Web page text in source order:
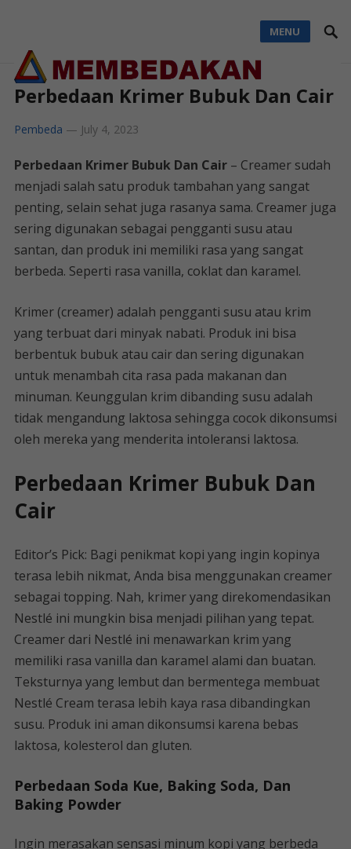
MENU
Perbedaan Krimer Bubuk Dan Cair
Pembeda — July 4, 2023
Perbedaan Krimer Bubuk Dan Cair– Creamer sudah
menjadi salah satu produk tambahan yang sangat
penting, selain sehat juga rasanya sama. Creamer juga
sering digunakan sebagai pengganti susu atau
santan, dan produk ini memiliki rasa yang sangat
berbeda. Seperti rasa vanilla, coklat dan karamel.
Krimer (creamer) adalah pengganti susu atau krim
yang terbuat dari minyak nabati. Produk ini bisa
berbentuk bubuk atau cair dan sering digunakan
untuk menambah cita rasa pada makanan dan
minuman. Keunggulan krim dibanding susu adalah
tidak mengandung laktosa sehingga cocok dikonsumsi
oleh mereka yang menderita intoleransi laktosa.
Perbedaan Krimer Bubuk Dan
Cair
Editor’s Pick: Bagi penikmat kopi yang ingin kopinya
terasa lebih nikmat, Anda bisa menggunakan creamer
sebagai topping. Nah, krimer yang direkomendasikan
Nestlé ini mungkin bisa menjadi pilihan yang tepat.
Creamer dari Nestlé ini menawarkan krim yang
memiliki rasa vanilla dan karamel alami dan buatan.
Teksturnya yang lembut dan bermentega membuat
Nestlé Cream terasa lebih kaya rasa dibandingkan
susu. Produk ini aman dikonsumsi karena bebas
laktosa, kolesterol dan gluten.
Perbedaan Soda Kue, Baking Soda, Dan
Baking Powder
Ingin merasakan sensasi minum kopi yang berbeda